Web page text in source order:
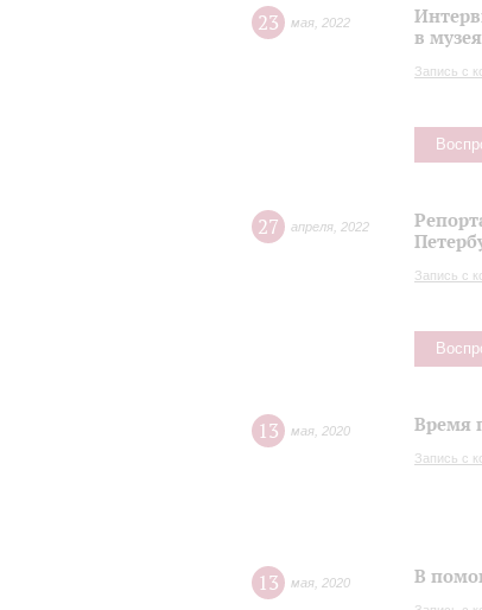
23 мая 2022
в
Запись с
27 апреля 2022
Запись с
13 мая 2020 Время
Запись с
13 мая 2020 В